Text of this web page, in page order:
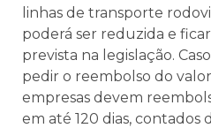
linhas de transporte
poderá ser reduzida e
prevista na legislação.
pedir o reembolso do
empresas devem
em até 120 dias, contados